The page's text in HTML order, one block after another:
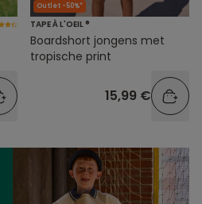
Outlet -50%*
TAPE À L'OEIL ®
Boardshort jongens met
tropische print
15,99 €